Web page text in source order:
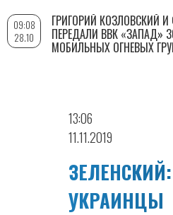
13:06
11.11.2019
УКРАИНЦЫ
09:08
28.10
ГРИГОРИЙ КОЗЛОВСКИЙ И
ПЕРЕДАЛИ ВВК «ЗАПАД»
МОБИЛЬНЫХ ОГНЕВЫХ